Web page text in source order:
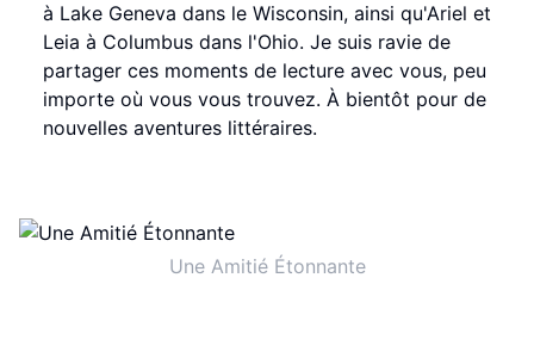
à Lake Geneva dans le Wisconsin, ainsi qu'Ariel et
Leia à Columbus dans l'Ohio. Je suis ravie de
partager ces moments de lecture avec vous, peu
importe où vous vous trouvez. À bientôt pour de
nouvelles aventures littéraires.
Une Amitié Étonnante